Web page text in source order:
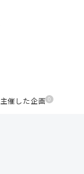
主催した企画 0